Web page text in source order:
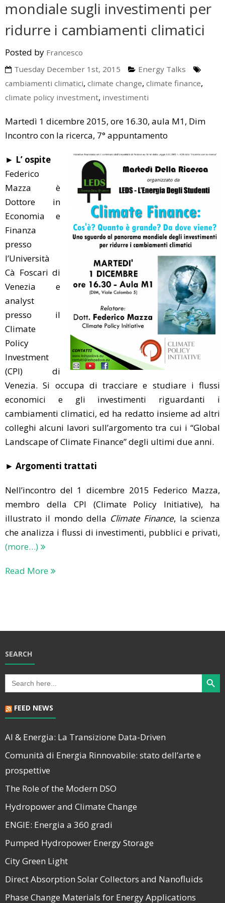
mondiale sugli investimenti per
ridurre i cambiamenti climatici
Posted by Francesco
Tuesday December 1st, 2015
Energy Talks
cambiamenti climatici, climate change, climate finance,
climate policy investment, investimenti
Martedì 1 dicembre 2015, ore 16.30, aula M1, Dim
Incontro con la ricerca, 7° appuntamento
► L’ ospite
Federico
Mazza è
Dottore in
Economia e
Finanza
presso
l’Università
Cà Foscari di
Venezia e
analyst
presso il
Climate
Policy
Investment
(CPI) di
Venezia. Si occupa di tracciare e studiare i flussi
economici e gli investimenti riguardanti i
cambiamenti climatici, ed ha redatto insieme ad altri
colleghi alcuni lavori sull’argomento tra cui i “Global
Landscape of Climate Finance” degli ultimi due anni.
► Argomenti trattati
Nell’incontro del 1 dicembre 2015 Federico Mazza,
membro della CPI (Climate Policy Initiative), ha
illustrato il mondo della Climate Finance, la scienza
che analizza i flussi di investimenti, pubblici e privati,
(more…)
Read More
SEARCH
Search
for:
Search
FEED NEWS
AI & Energia: La Transizione Data-Driven
Comunità di Energia Rinnovabile: stato dell’arte e
prospettive
The Role of the Modern DSO
Hydropower and Climate Change
ENGIE: Energia a 360 gradi
Pumped Hydropower Energy Storage
City Green Light
Direct Absorption Solar Collectors and Nanofluids
Phase Change Materials for Energy Applications